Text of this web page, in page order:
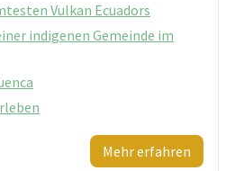
Vulkan Ecuadors
indigenen Gemeinde im
Mehr erfahren